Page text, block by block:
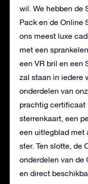
wil. We hebben de
Pack en de Online
ons meest luxe
met een
een VR bril en een
zal staan in iedere
onderdelen van
prachtig certificaat
sterrenkaart, een
een uitlegblad met
ster. Ten slotte, de
onderdelen van de
en direct